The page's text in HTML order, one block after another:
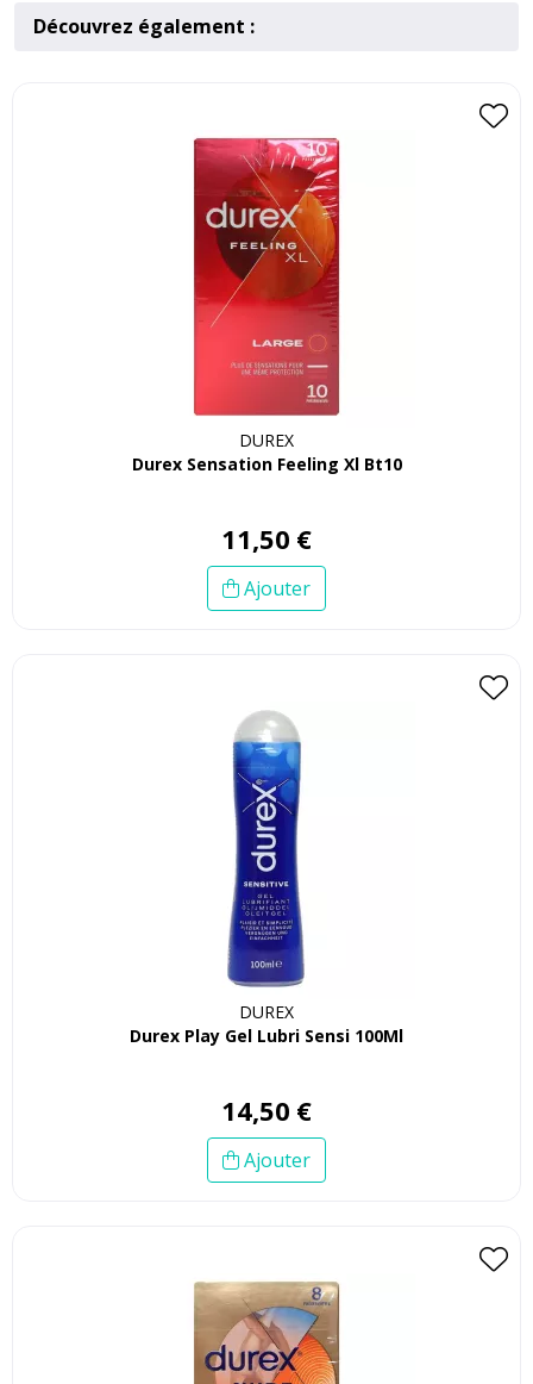
Découvrez également :
DUREX
Durex Sensation Feeling Xl Bt10
11,50 €
Ajouter
DUREX
Durex Play Gel Lubri Sensi 100Ml
14,50 €
Ajouter